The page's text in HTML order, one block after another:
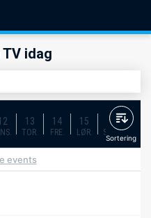
idag
13
TOR.
14
FRE.
15
LØR.
16
SØN.
Sortering
events